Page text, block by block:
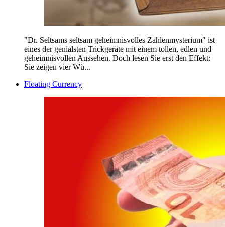
"Dr. Seltsams seltsam geheimnisvolles Zahlenmysterium" ist
eines der genialsten Trickgeräte mit einem tollen, edlen und
geheimnisvollen Aussehen. Doch lesen Sie erst den Effekt:
Sie zeigen vier Wü...
Floating Currency